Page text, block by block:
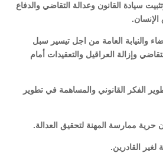
سيادة القانون وعدالة التقاضي والدفاع
والنيابة العامة من اجل تيسير سبل
وإزالة العراقيل والتعقيدات أمام
الفكر القانوني والمساهمة في تطوير